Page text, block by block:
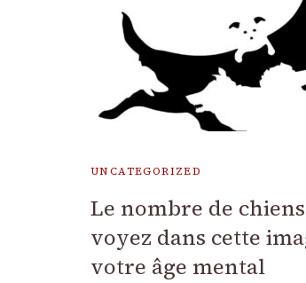
UNCATEGORIZED
Le nombre de
voyez dans cette
votre âge mental